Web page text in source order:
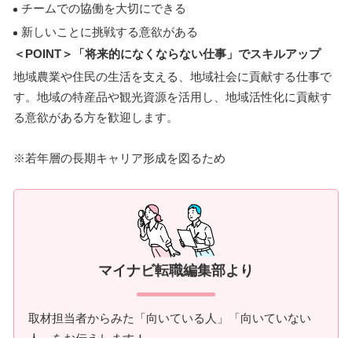
チームでの協働を大切にできる
新しいことに挑戦する意欲がある
＜POINT＞「将来的になくならない仕事」でスキルアップ
地域農業や住民の生活を支える、地域社会に貢献する仕事で
す。地域の特産品や観光資源を活用し、地域活性化に貢献す
る意欲がある方を歓迎します。
※若年層の長期キャリア形成を図るため
マイナビ転職編集部より
取材担当者からみた「向いている人」「向いていない